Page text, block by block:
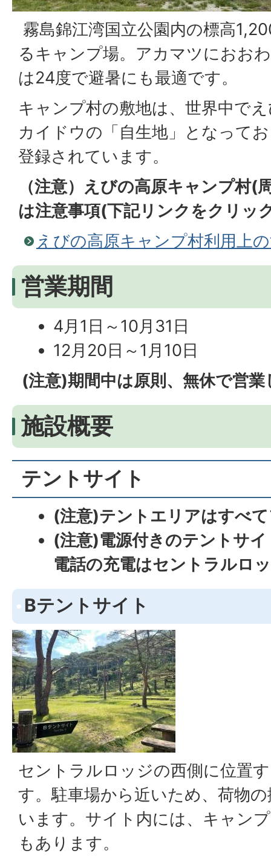
霧島錦江湾国立公園内の標高
るキャンプ場。アカマツにおお
は24度で避暑にも最適です。
キャンプ村の敷地は、世界中で
カイドウの「自生地」となって
登録されています。
（注意）えびの高原キャンプ村(
は注意事項(下記リンクをクリッ
えびの高原キャンプ村利用上
営業期間
4月1日～10月31日
12月20日～1月10日
(注意)期間中は原則、無休で営
施設概要
テントサイト
(注意)テントエリアはすべ
(注意)電源付きのテントサ
電話の充電はセントラルロ
Bテントサイト
セントラルロッジの西側に位置
す。駐車場から近いため、荷物
います。サイト内には、キャン
もあります。